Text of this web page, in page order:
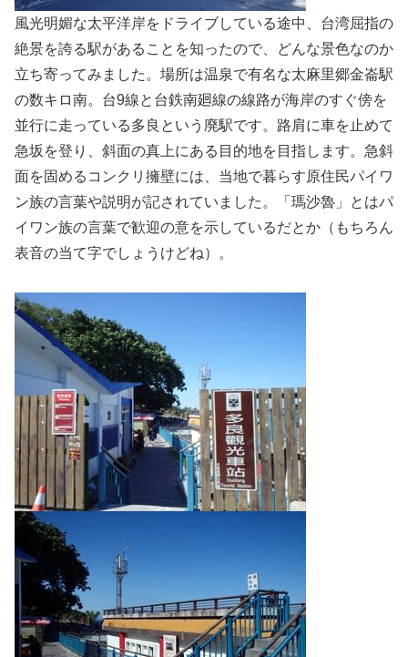
風光明媚な太平洋岸をドライブしている途中、台湾屈指の
絶景を誇る駅があることを知ったので、どんな景色なのか
立ち寄ってみました。場所は温泉で有名な太麻里郷金崙駅
の数キロ南。台9線と台鉄南廻線の線路が海岸のすぐ傍を
並行に走っている多良という廃駅です。路肩に車を止めて
急坂を登り、斜面の真上にある目的地を目指します。急斜
面を固めるコンクリ擁壁には、当地で暮らす原住民パイワ
ン族の言葉や説明が記されていました。「瑪沙魯」とはパ
イワン族の言葉で歓迎の意を示しているだとか（もちろん
表音の当て字でしょうけどね）。